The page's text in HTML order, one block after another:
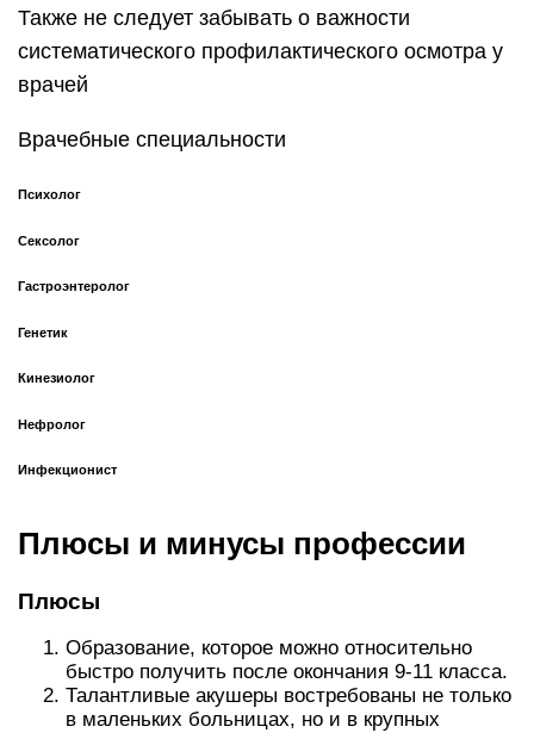
Также не следует забывать о важности
систематического профилактического осмотра у
врачей
Врачебные специальности
Психолог
Сексолог
Гастроэнтеролог
Генетик
Кинезиолог
Нефролог
Инфекционист
Плюсы и минусы профессии
Плюсы
Образование, которое можно относительно
быстро получить после окончания 9-11 класса.
Талантливые акушеры востребованы не только
в маленьких больницах, но и в крупных